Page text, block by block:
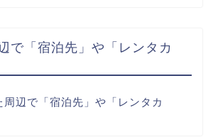
で「宿泊先」や「レンタカ
周辺で「宿泊先」や「レンタカ